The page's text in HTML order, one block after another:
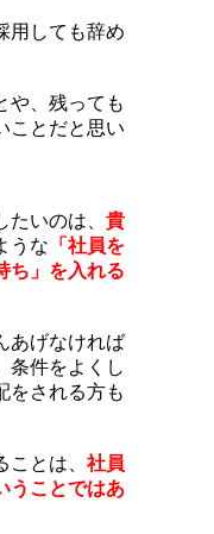
用しても辞め
や、残っても
ことだと思い
いのは、 貴
うな 「社員を
ち」を入れる
あげなければ
条件をよくし
をされる方も
とは、 社員
うことではあ